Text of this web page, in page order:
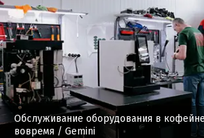
Обслуживание оборудования в
вовремя / Gemini